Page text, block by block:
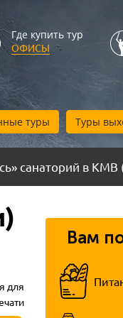
Где купить тур
ОФИСЫ
туры Туры
санаторий в КМВ
для
Вам